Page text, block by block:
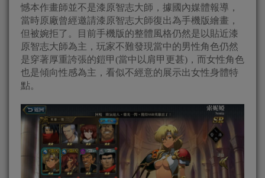
憾本作畫師並不是漆原智志大師，據國內媒體報導，
當時原廠曾經邀請漆原智志大師復出為手機版繪畫，
但被婉拒了。目前手機版的整體風格仍然是以貼近漆
原智志大師為主，玩家不難發現當中的男性角色仍然
是穿著厚重誇張的鎧甲(當中以肩甲更甚)，而女性角色
也是傾向性感為主，看似不經意的展示出女性身體特
點。